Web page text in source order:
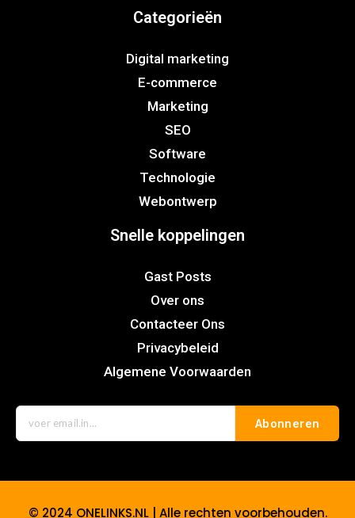
Categorieën
Digital marketing
E-commerce
Marketing
SEO
Software
Technologie
Webontwerp
Snelle koppelingen
Gast Posts
Over ons
Contacteer Ons
Privacybeleid
Algemene Voorwaarden
Abonneren
© 2024 ONELINKS.NL | Alle rechten voorbehouden.